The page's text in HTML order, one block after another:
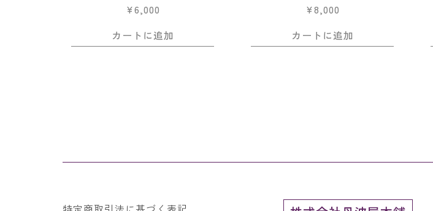
¥6,000
カートに追加
¥8,000
カートに追加